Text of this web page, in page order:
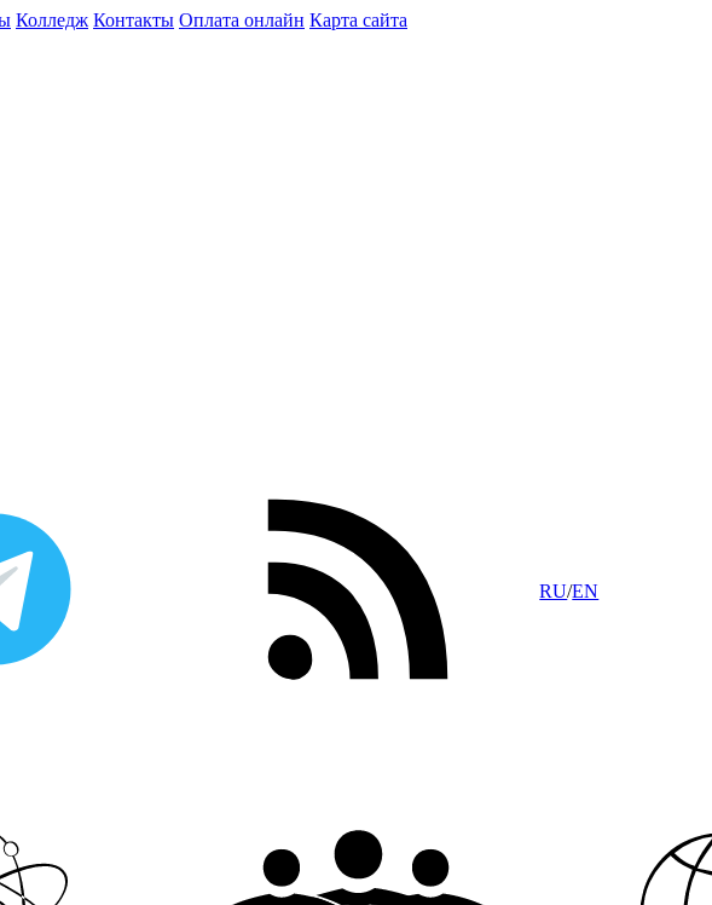
Колледж Контакты Оплата онлайн Карта сайта
RU/EN